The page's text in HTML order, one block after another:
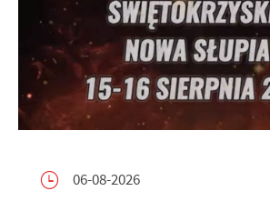
06-08-2026